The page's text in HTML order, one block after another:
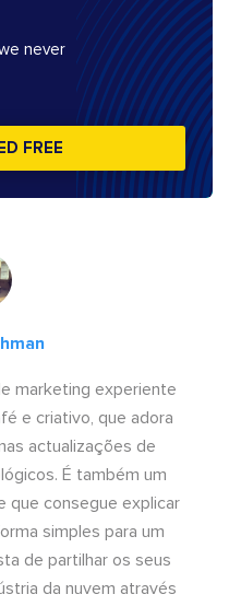
never
FREE
marketing experiente
e criativo, que adora
actualizações de
É também um
que consegue explicar
simples para um
de partilhar os seus
da nuvem através